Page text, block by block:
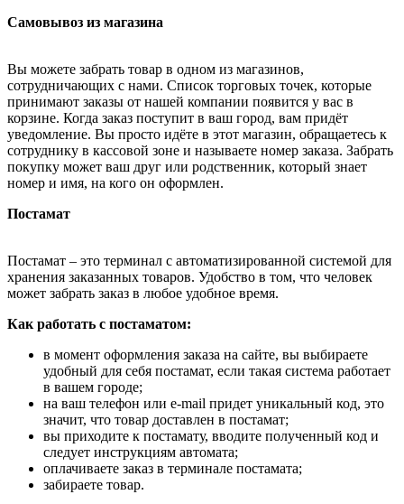
Самовывоз из магазина
Вы можете забрать товар в одном из магазинов,
сотрудничающих с нами. Список торговых точек, которые
принимают заказы от нашей компании появится у вас в
корзине. Когда заказ поступит в ваш город, вам придёт
уведомление. Вы просто идёте в этот магазин, обращаетесь к
сотруднику в кассовой зоне и называете номер заказа. Забрать
покупку может ваш друг или родственник, который знает
номер и имя, на кого он оформлен.
Постамат
Постамат – это терминал с автоматизированной системой для
хранения заказанных товаров. Удобство в том, что человек
может забрать заказ в любое удобное время.
Как работать с постаматом:
в момент оформления заказа на сайте, вы выбираете
удобный для себя постамат, если такая система работает
в вашем городе;
на ваш телефон или e-mail придет уникальный код, это
значит, что товар доставлен в постамат;
вы приходите к постамату, вводите полученный код и
следует инструкциям автомата;
оплачиваете заказ в терминале постамата;
забираете товар.